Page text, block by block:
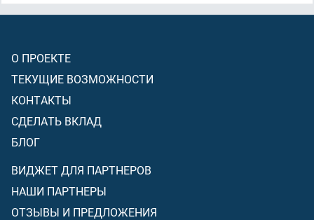
постигло вас мучительное наказание.
О ПРОЕКТЕ
ТЕКУЩИЕ ВОЗМОЖНОСТИ
КОНТАКТЫ
СДЕЛАТЬ ВКЛАД
БЛОГ
ВИДЖЕТ ДЛЯ ПАРТНЕРОВ
НАШИ ПАРТНЕРЫ
ОТЗЫВЫ И ПРЕДЛОЖЕНИЯ